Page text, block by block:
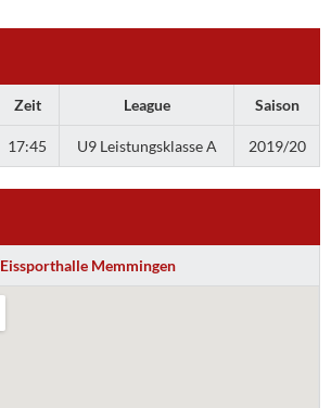
Zeit League Saison
17:45 U9 Leistungsklasse A 2019/20
Eissporthalle Memmingen